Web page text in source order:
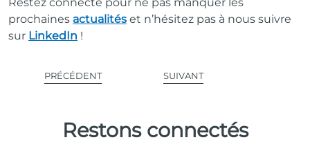
prochaines actualités et n’hésitez pas à nous suivre
sur LinkedIn !
PRÉCÉDENT SUIVANT
Restons connectés